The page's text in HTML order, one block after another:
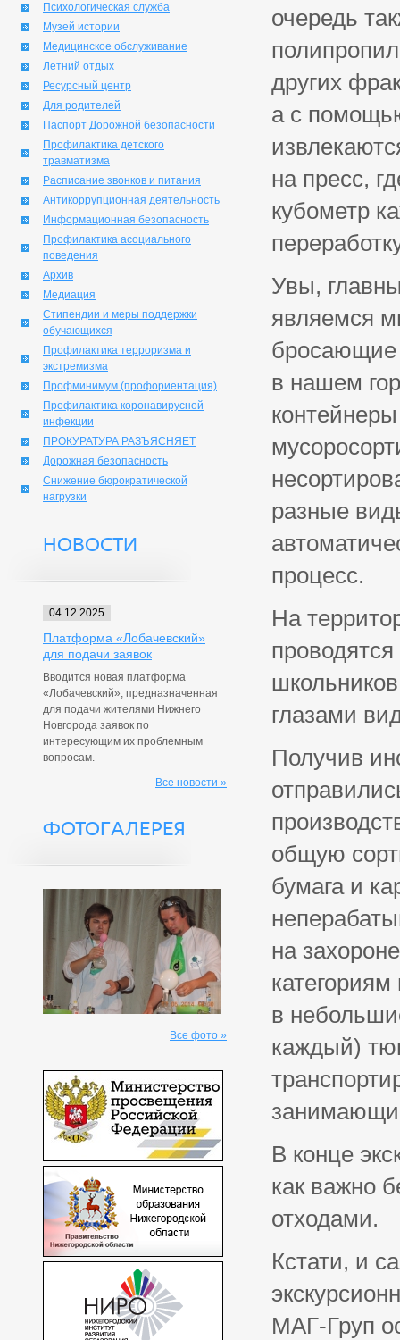
Психологическая служба
Музей истории
Медицинское обслуживание
Летний отдых
Ресурсный центр
Для родителей
Паспорт Дорожной безопасности
Профилактика детского
травматизма
Расписание звонков и питания
Антикоррупционная деятельность
Информационная безопасность
Профилактика асоциального
поведения
Архив
Медиация
Стипендии и меры поддержки
обучающихся
Профилактика терроризма и
экстремизма
Профминимум (профориентация)
Профилактика коронавирусной
инфекции
ПРОКУРАТУРА РАЗЪЯСНЯЕТ
Дорожная безопасность
Снижение бюрократической
нагрузки
НОВОСТИ
04.12.2025
Платформа «Лобачевский»
для подачи заявок
Вводится новая платформа
«Лобачевский», предназначенная
для подачи жителями Нижнего
Новгорода заявок по
интересующим их проблемным
вопросам.
Все новости »
ФОТОГАЛЕРЕЯ
Все фото »
очередь
других
а с
на пресс,
кубометр
Увы,
являемся
бросающие
в нашем
разные
процесс.
На
глазами
Получив
общую
бумага и
на
в
каждый)
В конце
как важно
отходами.
Кстати, и
МАГ-Груп